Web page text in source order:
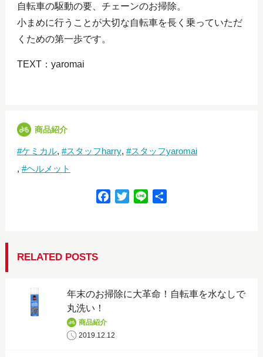
自転車の駆動の要、チェーンのお掃除。
小まめに行うことが大切な自転車を長く乗っていただ
くための第一歩です。
TEXT：yaromai
商品紹介
ケミカル スタッフharry
スタッフyaromai
ヘルメット
k
RELATED POSTS
年末のお掃除に大革命！自転車を水なしで
丸洗い！
商品紹介
2019.12.12